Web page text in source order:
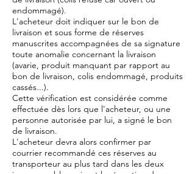
endommagé).
L'acheteur doit indiquer sur le bon de
livraison et sous forme de réserves
manuscrites accompagnées de sa signature
toute anomalie concernant la livraison
(avarie, produit manquant par rapport au
bon de livraison, colis endommagé, produits
cassés...).
Cette vérification est considérée comme
effectuée dès lors que l'acheteur, ou une
personne autorisée par lui, a signé le bon
de livraison.
L'acheteur devra alors confirmer par
courrier recommandé ces réserves au
transporteur au plus tard dans les deux